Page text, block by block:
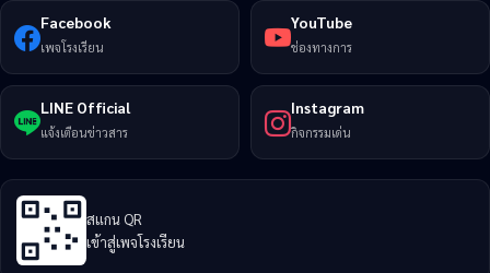
Facebook
เพจโรงเรียน
YouTube
ช่องทางการ
LINE Official
แจ้งเตือนข่าวสาร
Instagram
กิจกรรมเด่น
สแกน QR
เข้าสู่เพจโรงเรียน